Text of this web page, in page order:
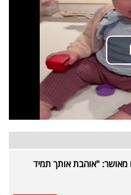
מאושר: "אוהבת אותך תמיד